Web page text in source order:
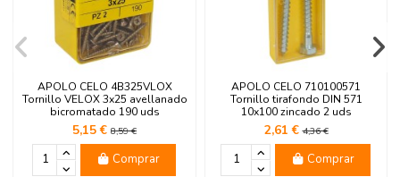
APOLO CELO 4B325VLOX
Tornillo VELOX 3x25 avellanado
bicromatado 190 uds
5,15 € 8,59 €
Comprar
APOLO CELO 710100571
Tornillo tirafondo DIN 571
10x100 zincado 2 uds
2,61 €4,36 €
Comprar